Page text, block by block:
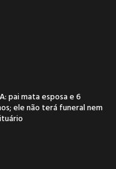
pai mata esposa e 6
ele não terá funeral nem